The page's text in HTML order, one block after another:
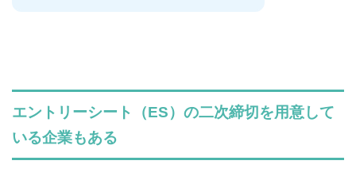
エントリーシート（ES）の二次締切を用意して
いる企業もある